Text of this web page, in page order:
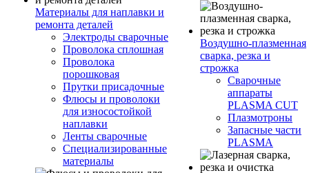
Материалы для наплавки и
ремонта деталей
Электроды сварочные
Проволока сплошная
Проволока
порошковая
Прутки присадочные
Флюсы и проволоки
для износостойкой
наплавки
Ленты сварочные
Специализированные
материалы
Воздушно-плазменная
сварка, резка и
строжка
Сварочные
аппараты
PLASMA CUT
Плазмотроны
Запасные части
PLASMA